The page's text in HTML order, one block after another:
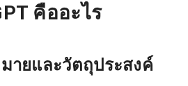
คืออะไร
ายและวัตถุประสงค์